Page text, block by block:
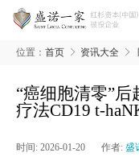
位置： 首页 资讯大全
“癌细胞清零”
疗法CD19 t-
时间: 2026-01-20 作者: 盛